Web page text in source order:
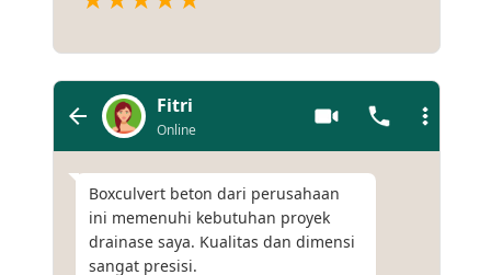
Fitri
Online
Boxculvert beton dari perusahaan
ini memenuhi kebutuhan proyek
drainase saya. Kualitas dan dimensi
sangat presisi.